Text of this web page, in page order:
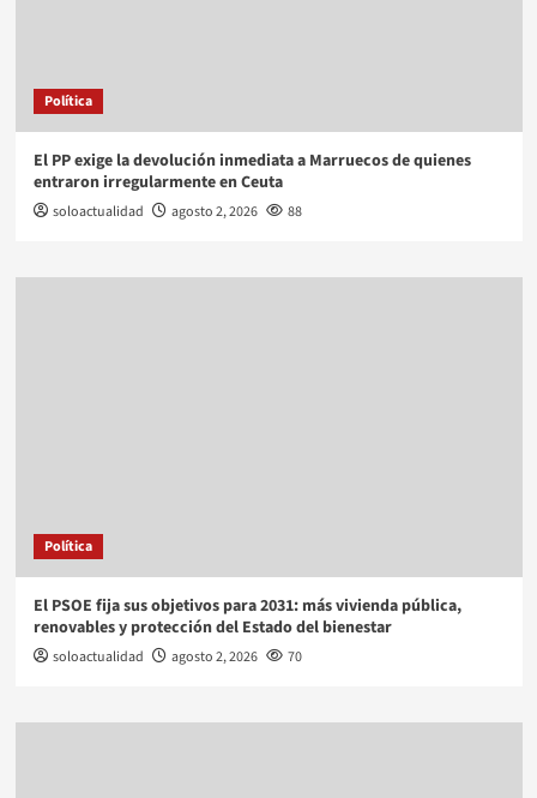
Política
El PP exige la devolución inmediata a Marruecos de quienes
entraron irregularmente en Ceuta
soloactualidad agosto 2, 2026 88
Política
El PSOE fija sus objetivos para 2031: más vivienda pública,
renovables y protección del Estado del bienestar
soloactualidad agosto 2, 2026 70